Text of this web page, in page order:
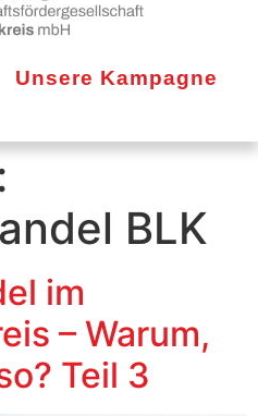
Unsere Kampagne
BLK
im
– Warum,
Teil 3